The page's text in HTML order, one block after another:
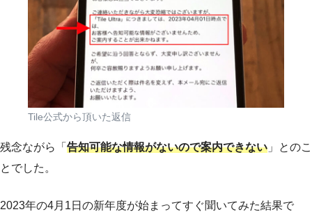
Tile公式から頂いた返信
残念ながら「 告知可能な情報がないので案内できない 」とのこ
とでした。
2023年の4月1日の新年度が始まってすぐ聞いてみた結果で